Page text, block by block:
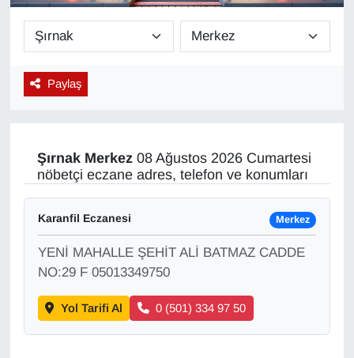
Paylaş
Şırnak Merkez08 Ağustos 2026 Cumartesi
nöbetçi eczane adres, telefon ve konumları
Karanfil Eczanesi Merkez
YENİ MAHALLE ŞEHİT ALİ BATMAZ CADDE
NO:29 F 05013349750
Yol Tarifi Al 0 (501) 334 97 50
Diğer
DÜNYA
EKONOMİ
Eleman
En çok konuşulanlar
GENEL